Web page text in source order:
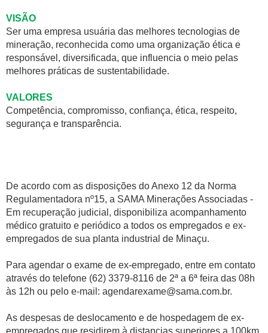
VISÃO
Ser uma empresa usuária das melhores tecnologias de
mineração, reconhecida como uma organização ética e
responsável, diversificada, que influencia o meio pelas
melhores práticas de sustentabilidade.
VALORES
Competência, compromisso, confiança, ética, respeito,
segurança e transparência.
De acordo com as disposições do Anexo 12 da Norma
Regulamentadora nº15, a SAMA Minerações Associadas -
Em recuperação judicial, disponibiliza acompanhamento
médico gratuito e periódico a todos os empregados e ex-
empregados de sua planta industrial de Minaçu.
Para agendar o exame de ex-empregado, entre em contato
através do telefone (62) 3379-8116 de 2ª a 6ª feira das 08h
às 12h ou pelo e-mail: agendarexame@sama.com.br.
As despesas de deslocamento e de hospedagem de ex-
empregados que residirem à distancias superiores a 100km